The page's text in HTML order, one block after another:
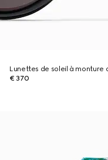
Lunettes de soleil à monture
€ 370